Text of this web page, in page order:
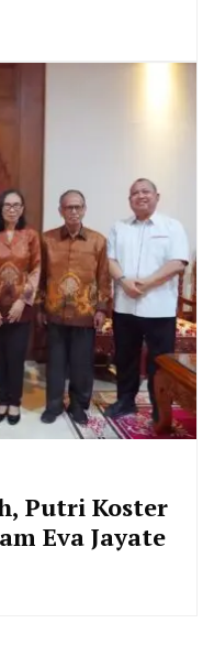
Putri Koster
Eva Jayate